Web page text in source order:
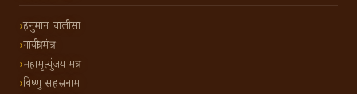
हनुमान चालीसा
गायत्री मंत्र
महामृत्युंजय मंत्र
विष्णु सहस्रनाम